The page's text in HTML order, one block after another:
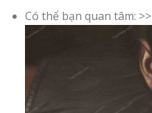
Có thể bạn quan tâm: >>